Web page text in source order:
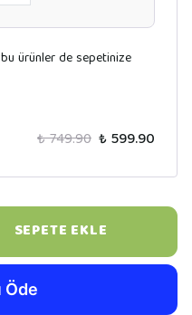
ürünler de sepetinize
₺ 749.90 ₺ 599.90
SEPETE EKLE